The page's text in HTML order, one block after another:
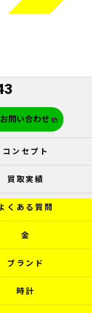
問い合わせ
コンセプト
買取実績
くある質問
金
ブランド
時計